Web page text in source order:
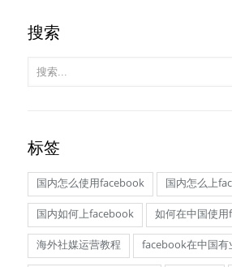
搜索
标签
国内怎么使用facebook 国内怎么上
国内如何上facebook 如何在中国使
海外社媒运营教程 facebook在中国有